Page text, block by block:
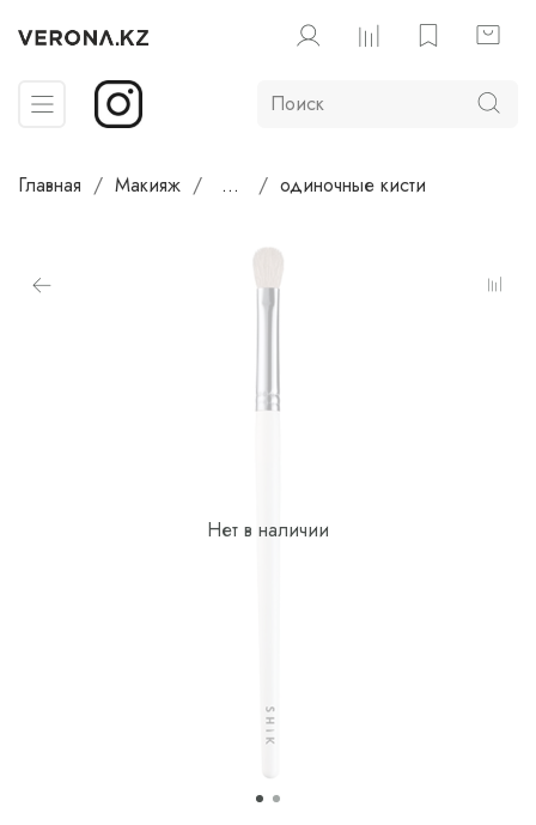
Главная Макияж ... одиночные кисти
Нет в наличии